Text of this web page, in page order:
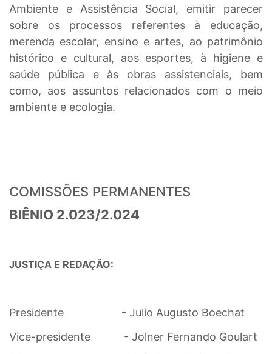
Ambiente e Assistência Social, emitir parecer
sobre os processos referentes à educação,
merenda escolar, ensino e artes, ao patrimônio
histórico e cultural, aos esportes, à higiene e
saúde pública e às obras assistenciais, bem
como, aos assuntos relacionados com o meio
ambiente e ecologia.
COMISSÕES PERMANENTES
BIÊNIO 2.023/2.024
JUSTIÇA E REDAÇÃO:
Presidente - Julio Augusto Boechat
Vice-presidente - Jolner Fernando Goulart